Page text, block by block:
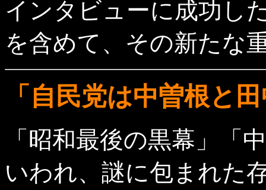
インタビューに成功し
を含めて、その新たな
「自民党は中曽根と
「昭和最後の黒幕」「
いわれ、謎に包まれた